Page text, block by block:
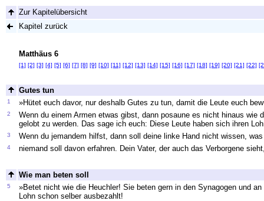
Zur Kapitelübersicht
Kapitel zurück
Matthäus 6
[1] [2] [3] [4] [5] [6] [7] [8] [9] [10] [11] [12] [13] [14] [15] [16] [17] [18] [19] [20] [21] [22]
Gutes tun
1 »Hütet euch davor, nur deshalb Gutes zu tun, damit die Leute euch
2
Wenn du einem Armen etwas gibst, dann posaune es nicht hinaus
gelobt zu werden. Das sage ich euch: Diese Leute haben sich ihren
3 Wenn du jemandem hilfst, dann soll deine linke Hand nicht wissen,
4 niemand soll davon erfahren. Dein Vater, der auch das Verborgene
Wie man beten soll
5
»Betet nicht wie die Heuchler! Sie beten gern in den Synagogen und
Lohn schon selber ausbezahlt!